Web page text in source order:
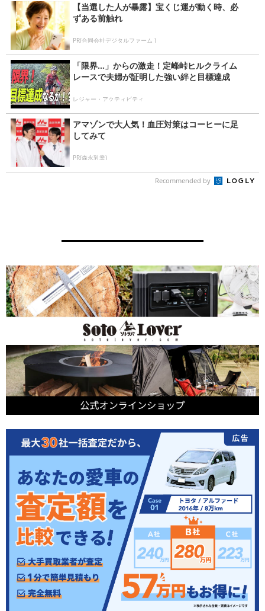
【当選した人が暴露】宝くじ運が動く時、必
ずある前触れ
PR(合同会社デジタルファーム )
「限界…」からの激走！定峰峠ヒルクライム
レースで夫婦が証明した強い絆と目標達成
レジャー・アクティビティ
アマゾンで大人気！血圧対策はコーヒーに足
してみて
PR(森永乳業)
Recommended by